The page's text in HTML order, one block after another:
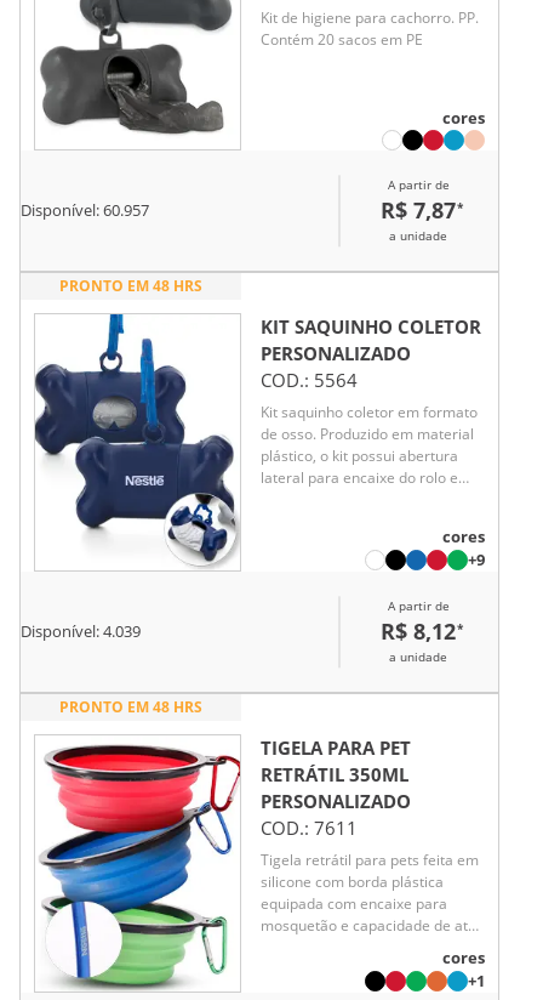
Kit de higiene para cachorro. PP.
Contém 20 sacos em PE
cores
Disponível:60.957
A partir de
R$ 7,87*
a unidade
PRONTO EM 48 HRS
KIT SAQUINHO COLETOR
PERSONALIZADO
COD.: 5564
Kit saquinho coletor em formato
de osso. Produzido em material
plástico, o kit possui abertura
lateral para encaixe do rolo e
Acompanha mosquetão e rolo de
cores
+9
Disponível:4.039
A partir de
R$ 8,12*
a unidade
PRONTO EM 48 HRS
TIGELA PARA PET
RETRÁTIL 350ML
PERSONALIZADO
COD.: 7611
Tigela retrátil para pets feita em
silicone com borda plástica
equipada com encaixe para
mosquetão e capacidade de até
metálico para facilitar o
cores
+1